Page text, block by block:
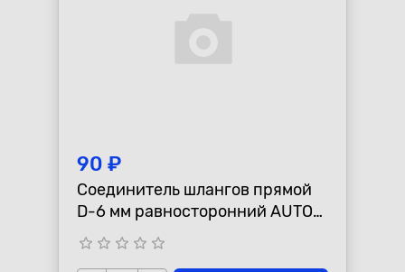
90 ₽
Соединитель шлангов прямой
D-6 мм равносторонний AUTO-
GUR GS6
star_border star_border star_border star_border star_border